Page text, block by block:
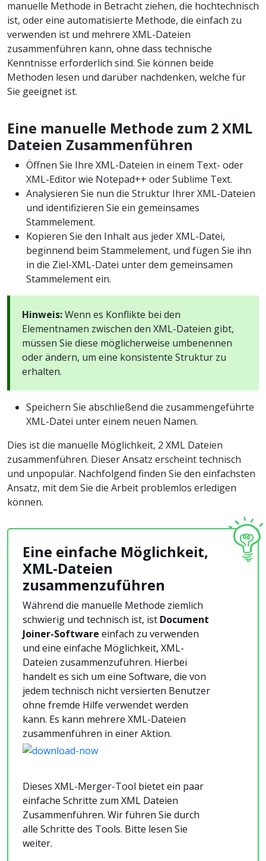
manuelle Methode in Betracht ziehen, die hochtechnisch
ist, oder eine automatisierte Methode, die einfach zu
verwenden ist und mehrere XML-Dateien
zusammenführen kann, ohne dass technische
Kenntnisse erforderlich sind. Sie können beide
Methoden lesen und darüber nachdenken, welche für
Sie geeignet ist.
Eine manuelle Methode zum 2 XML
Dateien Zusammenführen
Öffnen Sie Ihre XML-Dateien in einem Text- oder
XML-Editor wie Notepad++ oder Sublime Text.
Analysieren Sie nun die Struktur Ihrer XML-Dateien
und identifizieren Sie ein gemeinsames
Stammelement.
Kopieren Sie den Inhalt aus jeder XML-Datei,
beginnend beim Stammelement, und fügen Sie ihn
in die Ziel-XML-Datei unter dem gemeinsamen
Stammelement ein.
Hinweis:Wenn es Konflikte bei den
Elementnamen zwischen den XML-Dateien gibt,
müssen Sie diese möglicherweise umbenennen
oder ändern, um eine konsistente Struktur zu
erhalten.
Speichern Sie abschließend die zusammengeführte
XML-Datei unter einem neuen Namen.
Dies ist die manuelle Möglichkeit, 2 XML Dateien
zusammenführen. Dieser Ansatz erscheint technisch
und unpopulär. Nachfolgend finden Sie den einfachsten
Ansatz, mit dem Sie die Arbeit problemlos erledigen
können.
Eine einfache Möglichkeit,
XML-Dateien
zusammenzuführen
Während die manuelle Methode ziemlich
schwierig und technisch ist, ist Document
Joiner-Software einfach zu verwenden
und eine einfache Möglichkeit, XML-
Dateien zusammenzuführen. Hierbei
handelt es sich um eine Software, die von
jedem technisch nicht versierten Benutzer
ohne fremde Hilfe verwendet werden
kann. Es kann mehrere XML-Dateien
zusammenführen in einer Aktion.
Dieses XML-Merger-Tool bietet ein paar
einfache Schritte zum XML Dateien
Zusammenführen. Wir führen Sie durch
alle Schritte des Tools. Bitte lesen Sie
weiter.